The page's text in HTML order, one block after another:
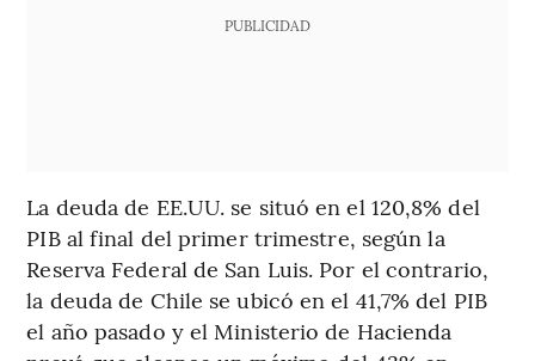
PUBLICIDAD
La deuda de EE.UU. se situó en el 120,8% del
PIB al final del primer trimestre, según la
Reserva Federal de San Luis. Por el contrario,
la deuda de Chile se ubicó en el 41,7% del PIB
el año pasado y el Ministerio de Hacienda